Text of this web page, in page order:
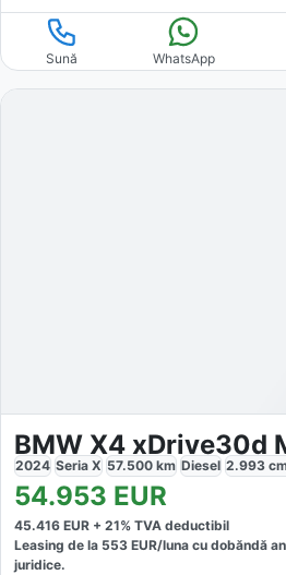
Sună WhatsApp
BMW X4 xDrive30d
2024 Seria X 57.500 km Diesel 2.993
54.953 EUR
45.416 EUR + 21% TVA deductibil
Leasing de la 553 EUR/luna cu dobăndă
juridice.